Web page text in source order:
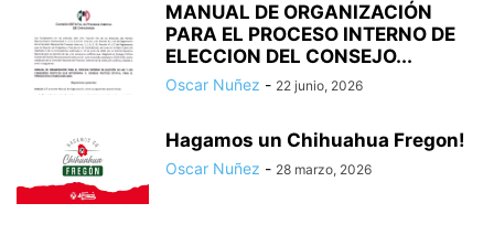
MANUAL DE ORGANIZACIÓN
PARA EL PROCESO INTERNO DE
ELECCION DEL CONSEJO...
Oscar Nuñez - 22 junio, 2026
Hagamos un Chihuahua Fregon!
Oscar Nuñez - 28 marzo, 2026